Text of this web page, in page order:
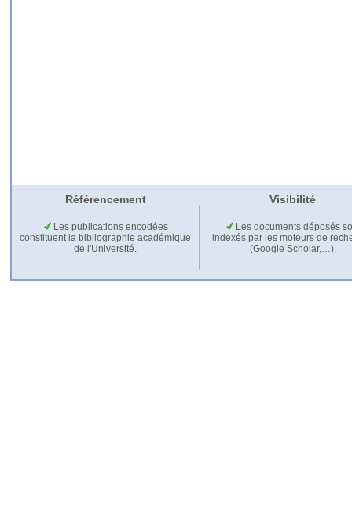
Référencement Visibilité
Les publications encodées
constituent la bibliographie académique
de l'Université.
Les documents déposés
indexés par les moteurs de
(Google Scholar,…).